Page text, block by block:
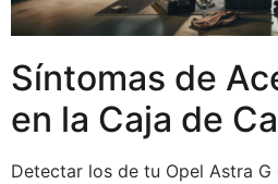
Síntomas de
en la Caja de
Detectar los de tu Opel Astra G